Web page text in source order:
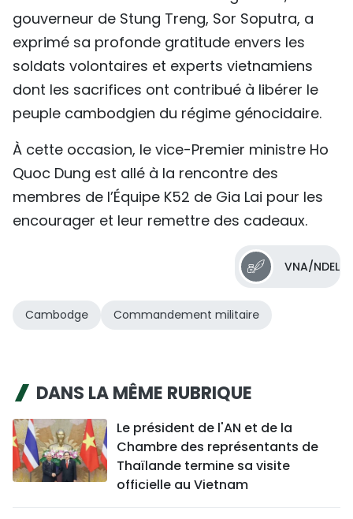
gouverneur de Stung Treng, Sor Soputra, a
exprimé sa profonde gratitude envers les
soldats volontaires et experts vietnamiens
dont les sacrifices ont contribué à libérer le
peuple cambodgien du régime génocidaire.
À cette occasion, le vice-Premier ministre Ho
Quoc Dung est allé à la rencontre des
membres de l’Équipe K52 de Gia Lai pour les
encourager et leur remettre des cadeaux.
VNA/NDEL
Cambodge Commandement militaire
DANS LA MÊME RUBRIQUE
Le président de l'AN et de la
Chambre des représentants de
Thaïlande termine sa visite
officielle au Vietnam